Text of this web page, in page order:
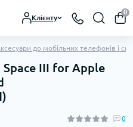
Клієнту
0
до мобільних телефонів і
III for Apple
0